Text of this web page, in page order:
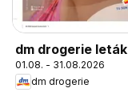
dm drogerie leták
01.08. - 31.08.2026
dm drogerie